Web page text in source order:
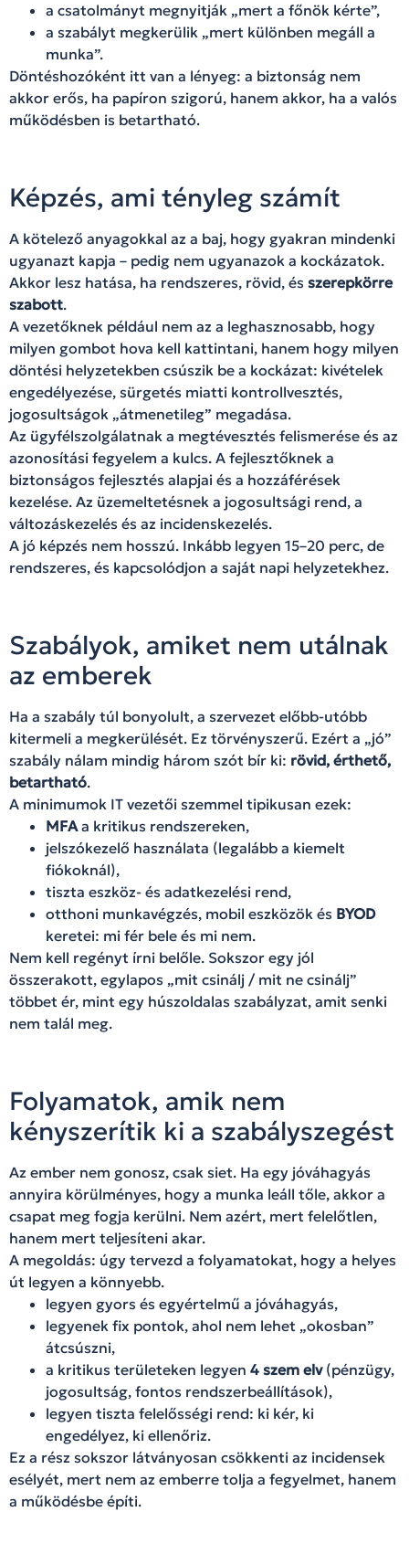
a csatolmányt megnyitják „mert a főnök kérte”,
a szabályt megkerülik „mert különben megáll a
munka”.
Döntéshozóként itt van a lényeg: a biztonság nem
akkor erős, ha papíron szigorú, hanem akkor, ha a valós
működésben is betartható.
Képzés, ami tényleg számít
A kötelező anyagokkal az a baj, hogy gyakran mindenki
ugyanazt kapja – pedig nem ugyanazok a kockázatok.
Akkor lesz hatása, ha rendszeres, rövid, és szerepkörre
szabott.
A vezetőknek például nem az a leghasznosabb, hogy
milyen gombot hova kell kattintani, hanem hogy milyen
döntési helyzetekben csúszik be a kockázat: kivételek
engedélyezése, sürgetés miatti kontrollvesztés,
jogosultságok „átmenetileg” megadása.
Az ügyfélszolgálatnak a megtévesztés felismerése és az
azonosítási fegyelem a kulcs. A fejlesztőknek a
biztonságos fejlesztés alapjai és a hozzáférések
kezelése. Az üzemeltetésnek a jogosultsági rend, a
változáskezelés és az incidenskezelés.
A jó képzés nem hosszú. Inkább legyen 15–20 perc, de
rendszeres, és kapcsolódjon a saját napi helyzetekhez.
Szabályok, amiket nem utálnak
az emberek
Ha a szabály túl bonyolult, a szervezet előbb-utóbb
kitermeli a megkerülését. Ez törvényszerű. Ezért a „jó”
szabály nálam mindig három szót bír ki: rövid, érthető,
betartható.
A minimumok IT vezetői szemmel tipikusan ezek:
MFAa kritikus rendszereken,
jelszókezelő használata (legalább a kiemelt
fiókoknál),
tiszta eszköz- és adatkezelési rend,
otthoni munkavégzés, mobil eszközök és BYOD
keretei: mi fér bele és mi nem.
Nem kell regényt írni belőle. Sokszor egy jól
összerakott, egylapos „mit csinálj / mit ne csinálj”
többet ér, mint egy húszoldalas szabályzat, amit senki
nem talál meg.
Folyamatok, amik nem
kényszerítik ki a szabályszegést
Az ember nem gonosz, csak siet. Ha egy jóváhagyás
annyira körülményes, hogy a munka leáll tőle, akkor a
csapat meg fogja kerülni. Nem azért, mert felelőtlen,
hanem mert teljesíteni akar.
A megoldás: úgy tervezd a folyamatokat, hogy a helyes
út legyen a könnyebb.
legyen gyors és egyértelmű a jóváhagyás,
legyenek fix pontok, ahol nem lehet „okosban”
átcsúszni,
a kritikus területeken legyen 4 szem elv(pénzügy,
jogosultság, fontos rendszerbeállítások),
legyen tiszta felelősségi rend: ki kér, ki
engedélyez, ki ellenőriz.
Ez a rész sokszor látványosan csökkenti az incidensek
esélyét, mert nem az emberre tolja a fegyelmet, hanem
a működésbe építi.